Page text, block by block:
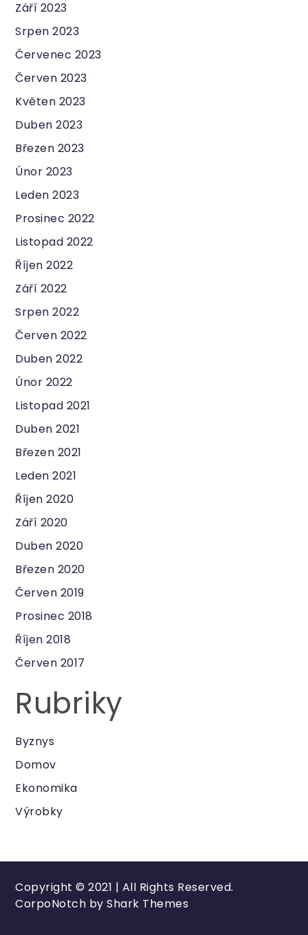
Září 2023
Srpen 2023
Červenec 2023
Červen 2023
Květen 2023
Duben 2023
Březen 2023
Únor 2023
Leden 2023
Prosinec 2022
Listopad 2022
Říjen 2022
Září 2022
Srpen 2022
Červen 2022
Duben 2022
Únor 2022
Listopad 2021
Duben 2021
Březen 2021
Leden 2021
Říjen 2020
Září 2020
Duben 2020
Březen 2020
Červen 2019
Prosinec 2018
Říjen 2018
Červen 2017
Rubriky
Byznys
Domov
Ekonomika
Výrobky
Copyright © 2021 | All Rights Reserved.
CorpoNotch byShark Themes